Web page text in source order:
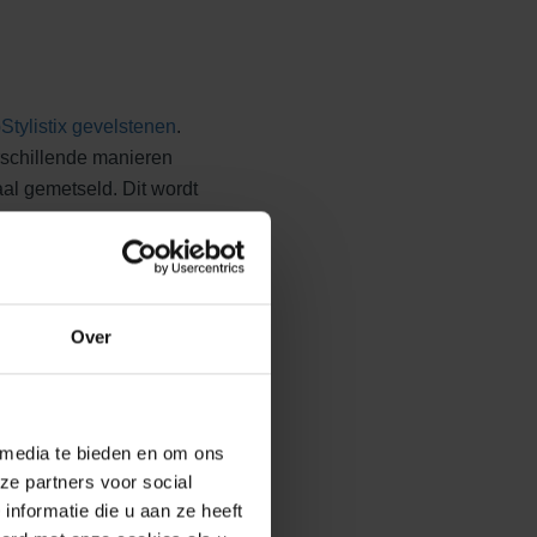
Over
te bieden en om ons
partners voor social
die u aan ze heeft
gevelstenen.
manieren
gemetseld. Dit wordt
geven elke steen
kan vuil zeer beperkt